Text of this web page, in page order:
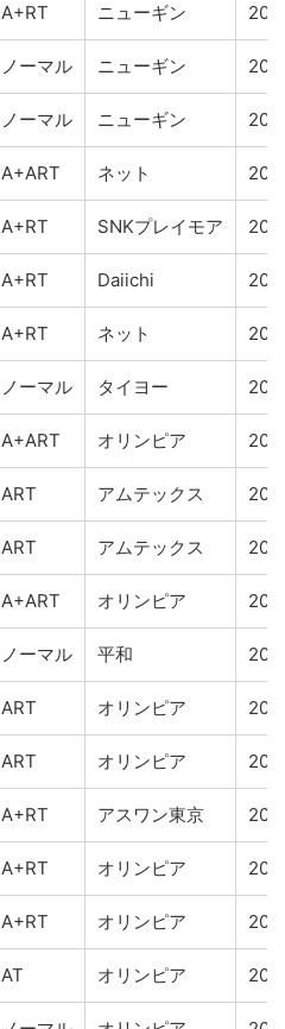
A+RT ニューギン
ノーマル ニューギン
ノーマル ニューギン
A+ART ネット
A+RT SNKプレイモア
A+RT Daiichi
A+RT ネット
ノーマル タイヨー
A+ART オリンピア
ART アムテックス
ART アムテックス
A+ART オリンピア
ノーマル 平和
ART オリンピア
ART オリンピア
A+RT アスワン東京
A+RT オリンピア
A+RT オリンピア
AT オリンピア